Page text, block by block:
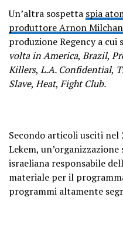
Un’altra sospetta spia
produttore Arnon Milchan
produzione Regency a cui
volta in America, Brazil,
Killers, L.A. Confidential,
Slave, Heat, Fight Club.
Secondo articoli usciti
Lekem,
israeliana responsabile
materiale per il
programmi altamente